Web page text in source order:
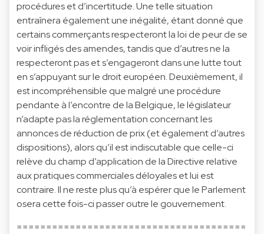
procédures et d’incertitude. Une telle situation
entraînera également une inégalité, étant donné que
certains commerçants respecteront la loi de peur de se
voir infligés des amendes, tandis que d’autres ne la
respecteront pas et s’engageront dans une lutte tout
en s’appuyant sur le droit européen. Deuxièmement, il
est incompréhensible que malgré une procédure
pendante à l’encontre de la Belgique, le législateur
n’adapte pas la réglementation concernant les
annonces de réduction de prix (et également d’autres
dispositions), alors qu’il est indiscutable que celle-ci
relève du champ d’application de la Directive relative
aux pratiques commerciales déloyales et lui est
contraire. Il ne reste plus qu’à espérer que le Parlement
osera cette fois-ci passer outre le gouvernement.
=======================================